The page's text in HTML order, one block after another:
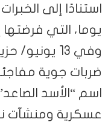
يوما، التي فرضتها
ضربات جوية
اسم “الأسد
عسكرية ومنشآت